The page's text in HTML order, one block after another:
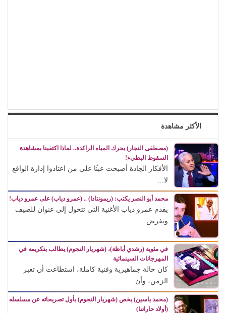
الأكثر مشاهدة
(مصطفى النجار) يحرك المياه الراكدة.. لماذا اكتفينا بمشاهدة
السقوط البطيء!
الأفكار الجادة أصبحت عبئًا على من اعتادوا إدارة الواقع
لا...
محمد أبو النصر يكتب: (ريمونتادا) .. (عمرو دياب) على عمرو دياب!
يقدم عمرو دياب الأغنية التي تتحول إلى عنوان للصيف
وتفرض...
في مئوية (رشدي أباظة)، (شهريار النجوم) يطالب بتكريمه في
المهرجانات السينمائية
كان حالة جماهيرية وفنية كاملة، استطاعت أن تعبر
الزمن، وأن...
(محمد ياسين) يخص (شهريار النجوم) بأول تصريحاته عن مسلسله
(أولاد حاراتنا)